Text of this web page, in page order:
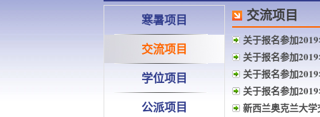
寒暑项目
交流项目
学位项目
公派项目
交流项目
关于报名参加
关于报名参加
关于报名参加
关于报名参加
新西兰奥克兰大